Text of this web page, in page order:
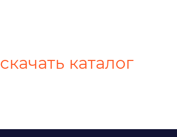
скачать каталог